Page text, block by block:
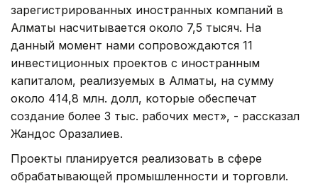
зарегистрированных иностранных компаний в
Алматы насчитывается около 7,5 тысяч. На
данный момент нами сопровождаются 11
инвестиционных проектов с иностранным
капиталом, реализуемых в Алматы, на сумму
около 414,8 млн. долл, которые обеспечат
создание более 3 тыс. рабочих мест», - рассказал
Жандос Оразалиев.
Проекты планируется реализовать в сфере
обрабатывающей промышленности и торговли.